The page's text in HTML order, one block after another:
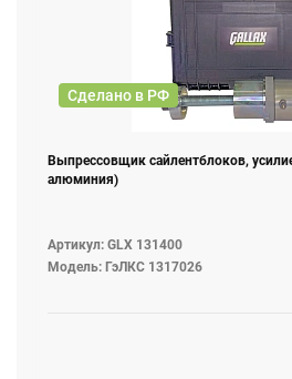
Сделано в РФ
Выпрессовщик сайлентблоков,
алюминия)
Артикул: GLX 131400
Модель: ГэЛКС 1317026